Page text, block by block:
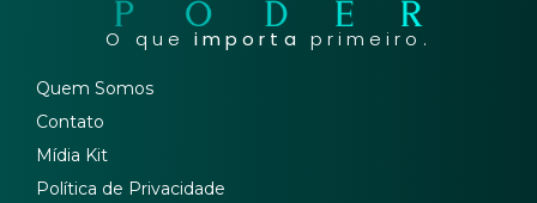
O que importa primeiro.
Quem Somos
Contato
Mídia Kit
Política de Privacidade